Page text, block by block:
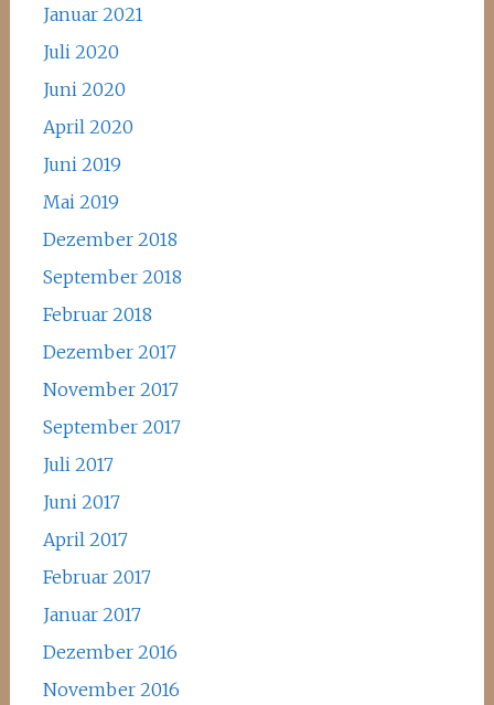
Januar 2021
Juli 2020
Juni 2020
April 2020
Juni 2019
Mai 2019
Dezember 2018
September 2018
Februar 2018
Dezember 2017
November 2017
September 2017
Juli 2017
Juni 2017
April 2017
Februar 2017
Januar 2017
Dezember 2016
November 2016